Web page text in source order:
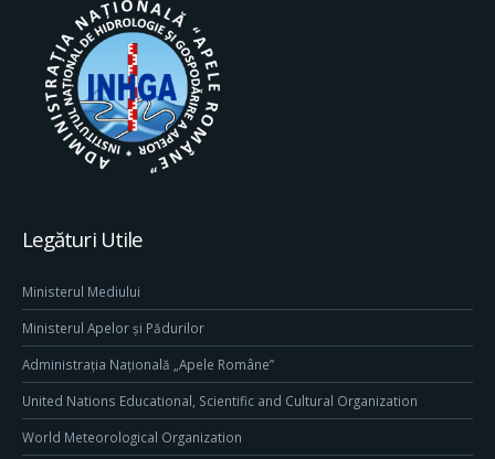
Legături Utile
Ministerul Mediului
Ministerul Apelor și Pădurilor
Administrația Națională „Apele Române”
United Nations Educational, Scientific and Cultural Organization
World Meteorological Organization